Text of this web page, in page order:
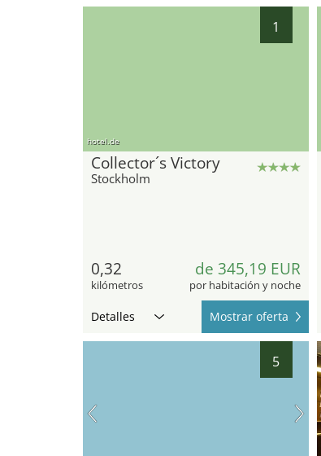
1
hotel.de
Collector´s Victory
Stockholm
0,32
kilómetros
de 345,19 EUR
por habitación y noche
Detalles Mostrar oferta
5